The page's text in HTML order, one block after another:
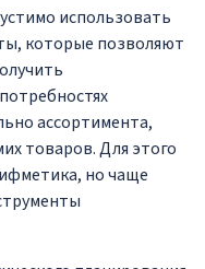
использовать
которые позволяют
ассортимента,
товаров. Для этого
но чаще